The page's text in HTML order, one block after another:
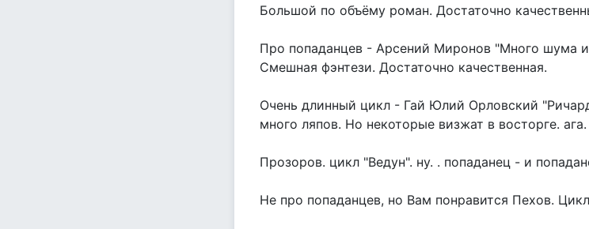
Большой по объёму роман. Достаточно
Про попаданцев - Арсений Миронов "Много шума
Смешная фэнтези. Достаточно качественная.
Очень длинный цикл - Гай Юлий Орловский
много ляпов. Но некоторые визжат в восторге. ага.
Прозоров. цикл "Ведун". ну. . попаданец - и
Не про попаданцев, но Вам понравится Пехов.